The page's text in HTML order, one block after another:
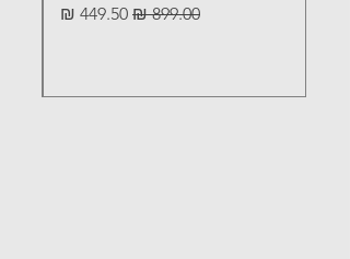
מחיר רגיל מחיר מבצע